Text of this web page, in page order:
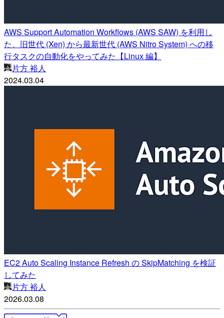
AWS Support Automation Workflows (AWS SAW) を利用し
た、旧世代 (Xen) から最新世代 (AWS Nitro System) への移
行タスクの自動化をやってみた【Linux 編】
片方 裕人
2024.03.04
EC2 Auto Scaling Instance Refresh の SkipMatching を検証
してみた
片方 裕人
2026.03.08